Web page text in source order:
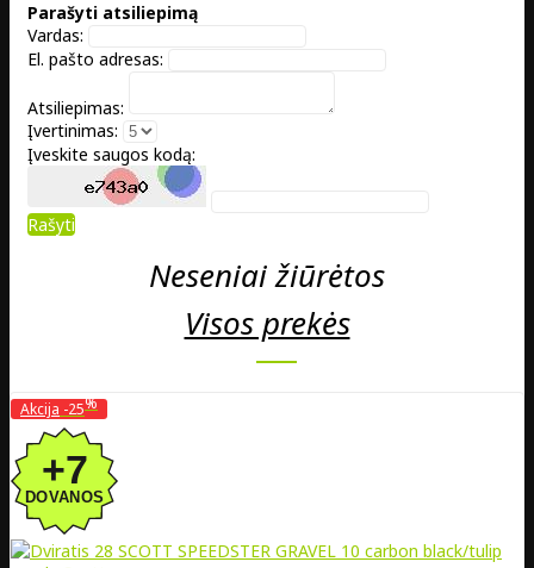
Parašyti atsiliepimą
Vardas:
El. pašto adresas:
Atsiliepimas:
Įvertinimas:
Įveskite saugos kodą:
Rašyti
Neseniai žiūrėtos
Visos prekės
Akcija -25%